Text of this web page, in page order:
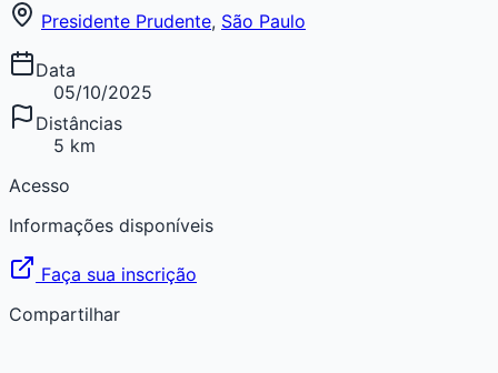
Presidente Prudente, São Paulo
Data
05/10/2025
Distâncias
5 km
Acesso
Informações disponíveis
Faça sua inscrição
Compartilhar